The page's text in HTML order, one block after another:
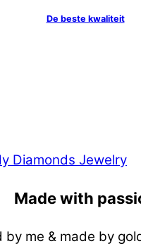
De beste kwaliteit
Made with
by me & made by